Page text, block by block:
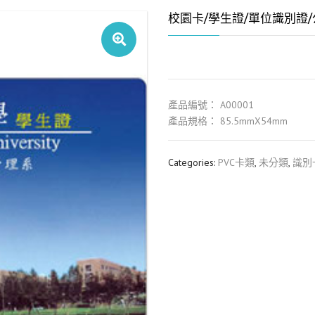
校園卡/學生證/單位識別證
產品編號： A00001
產品規格： 85.5mmX54mm
Categories: PVC卡類, 未分類, 識別